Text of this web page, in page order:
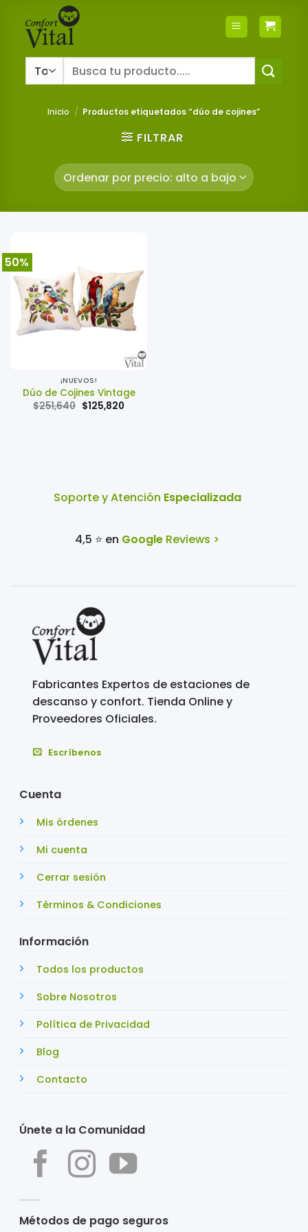
contenido
Buscar
Inicio / Productos etiquetados “dúo de cojines”
FILTRAR
50%
¡NUEVOS!
Dúo de Cojines Vintage
$251,640 El
precio
$125,820El
Soporte y Atención Especializada
4,5 ⭐ en Google Reviews >
Fabricantes Expertos de estaciones de
descanso y confort. Tienda Online y
Proveedores Oficiales.
Escríbenos
Cuenta
Mis órdenes
Mi cuenta
Cerrar sesión
Términos & Condiciones
Información
Todos los productos
Sobre Nosotros
Política de Privacidad
Blog
Contacto
Únete a la Comunidad
Métodos de pago seguros